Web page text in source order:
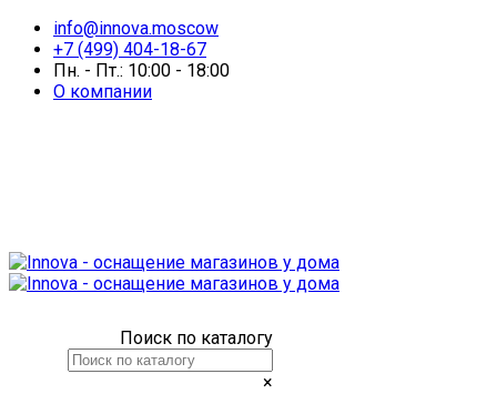
info@innova.moscow
+7 (499) 404-18-67
Пн. - Пт.: 10:00 - 18:00
О компании
Поиск по каталогу
×